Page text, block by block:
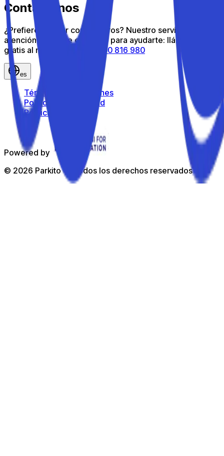
Contáctanos
¿Prefieres hablar con nosotros? Nuestro servicio de
atención al cliente está aquí para ayudarte: llámanos
gratis al número gratuito
800 816 980
es
Términos y condiciones
Política de privacidad
Política de cookies
Powered by
© 2026 Parkito — Todos los derechos reservados